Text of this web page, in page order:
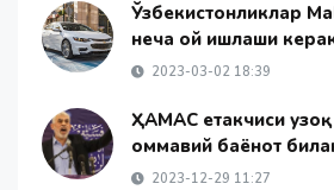
Ўзбекистонликлар
неча ой ишлаши
2023-03-02 18:39
ҲАМАС етакчиси
оммавий баёнот
2023-12-29 11:27